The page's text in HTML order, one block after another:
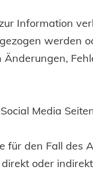
Information
werden
Media
den Fall des
oder